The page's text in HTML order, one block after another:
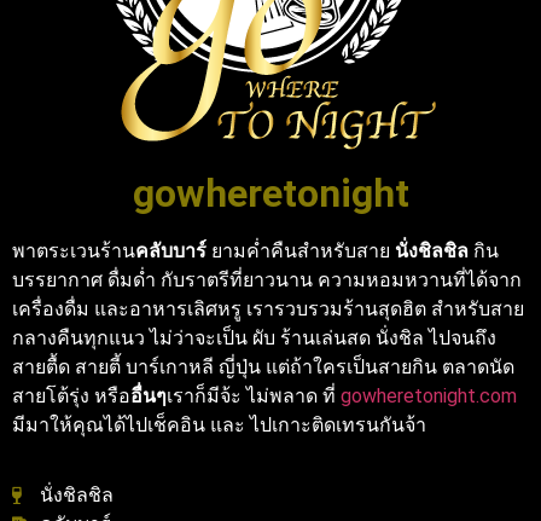
gowheretonight
พาตระเวนร้านคลับบาร์ ยามค่ำคืนสำหรับสาย นั่งชิลชิล กิน
บรรยากาศ ดื่มด่ำ กับราตรีที่ยาวนาน ความหอมหวานที่ได้จาก
เครื่องดื่ม และอาหารเลิศหรู เรารวบรวมร้านสุดฮิต สำหรับสาย
กลางคืนทุกแนว ไม่ว่าจะเป็น ผับ ร้านเล่นสด นั่งชิล ไปจนถึง
สายตื้ด สายตี้ บาร์เกาหลี ญี่ปุ่น แต่ถ้าใครเป็นสายกิน ตลาดนัด
สายโต้รุ่ง หรืออื่นๆเราก็มีจ้ะ ไม่พลาด ที่ gowheretonight.com
มีมาให้คุณได้ไปเช็คอิน และ ไปเกาะติดเทรนกันจ้า
นั่งชิลชิล